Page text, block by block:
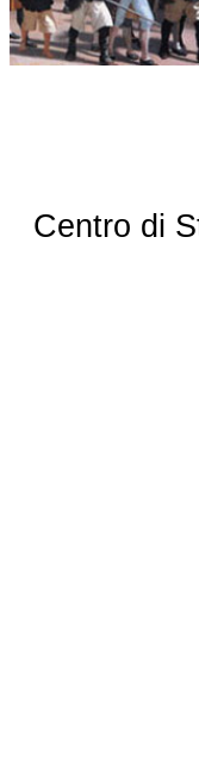
Centro di